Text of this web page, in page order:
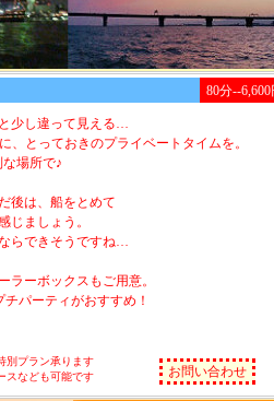
80分--
少し違って見える…
、とっておきのプライベートタイムを。
場所で♪
後は、船をとめて
じましょう。
らできそうですね…
ラーボックスもご用意。
パーティがおすすめ！
別プラン承ります
スなども可能です
お問い合わせ